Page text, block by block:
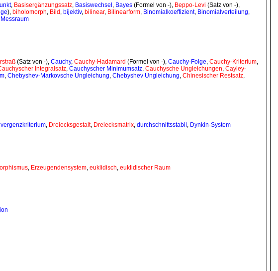
, Basisergänzungssatz, Basiswechsel , Bayes (Formel von -), Beppo-Levi (Satz von -),
), biholomorph, Bild , bijektiv, bilinear, Bilinearform, Binomialkoeffizient, Binomialverteilung,
(Satz von -), Cauchy, Cauchy-Hadamard (Formel von -), Cauchy-Folge, Cauchy-Kriterium,
Integralsatz, Cauchyscher Minimumsatz, Cauchysche Ungleichungen, Cayley-
, Chebyshev-Markovsche Ungleichung, Chebyshev Ungleichung, Chinesischer Restsatz,
, Dreiecksgestalt, Dreiecksmatrix, durchschnittsstabil , Dynkin-System
Erzeugendensystem euklidisch euklidischer Raum